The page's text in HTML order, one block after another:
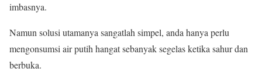
imbasnya.
Namun solusi utamanya sangatlah simpel, anda hanya perlu
mengonsumsi air putih hangat sebanyak segelas ketika sahur dan
berbuka.